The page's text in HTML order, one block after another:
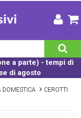
a parte) - tempi di
di agosto
DOMESTICA CEROTTI